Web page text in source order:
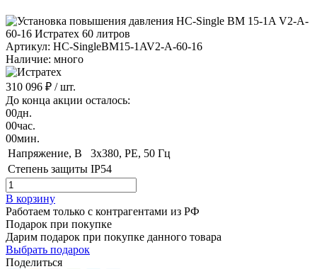
Артикул: HC-SingleBM15-1AV2-A-60-16
Наличие: много
310 096 ₽ / шт.
До конца акции осталось:
00дн.
00час.
00мин.
Напряжение, B
3x380, PE, 50 Гц
Степень защиты IP54
В корзину
Работаем только с контрагентами из РФ
Подарок при покупке
Дарим подарок при покупке данного товара
Выбрать подарок
Поделиться